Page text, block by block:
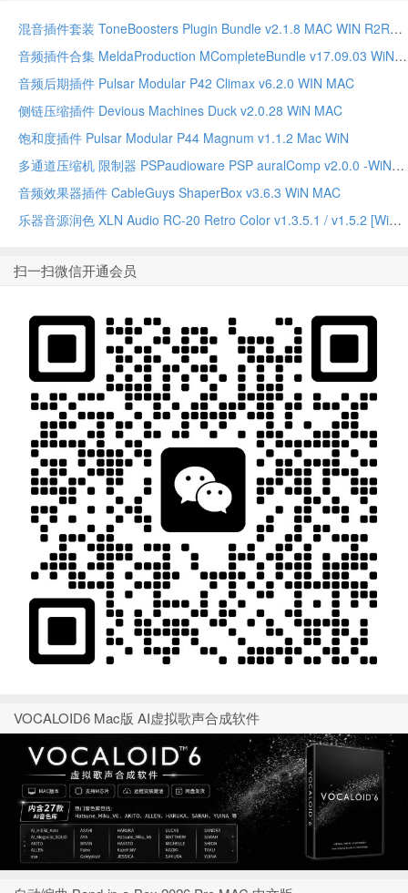
混音插件套装 ToneBoosters Plugin Bundle v2.1.8 MAC WIN R2R版本
音频插件合集 MeldaProduction MCompleteBundle v17.09.03 WiN MAC
音频后期插件 Pulsar Modular P42 Climax v6.2.0 WIN MAC
侧链压缩插件 Devious Machines Duck v2.0.28 WiN MAC
饱和度插件 Pulsar Modular P44 Magnum v1.1.2 Mac WiN
多通道压缩机 限制器 PSPaudioware PSP auralComp v2.0.0 -WiN
音频效果器插件 CableGuys ShaperBox v3.6.3 WiN MAC
乐器音源润色 XLN Audio RC-20 Retro Color v1.3.5.1 / v1.5.2 [WiN, MacOSX]
扫一扫微信开通会员
VOCALOID6 Mac版 AI虚拟歌声合成软件